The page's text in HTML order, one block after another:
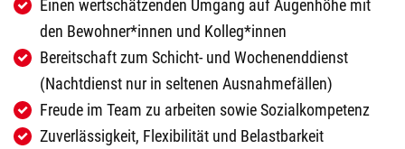
Einen wertschätzenden Umgang auf Augenhöhe mit
den Bewohner*innen und Kolleg*innen
Bereitschaft zum Schicht- und Wochenenddienst
(Nachtdienst nur in seltenen Ausnahmefällen)
Freude im Team zu arbeiten sowie Sozialkompetenz
Zuverlässigkeit, Flexibilität und Belastbarkeit